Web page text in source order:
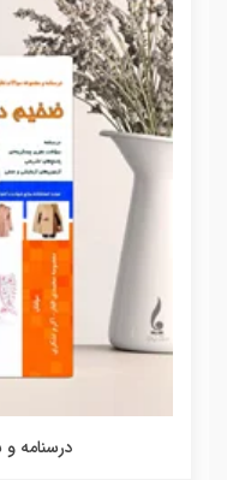
درسنامه